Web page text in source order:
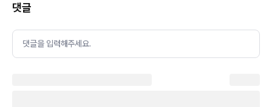
댓글
댓글을 입력해주세요.